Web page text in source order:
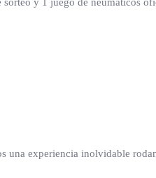
una experiencia inolvidable